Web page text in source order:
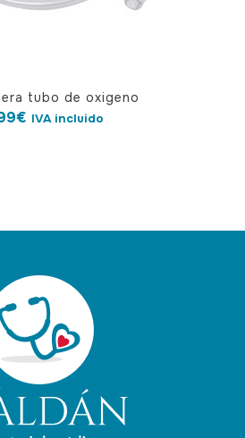
tubo de oxigeno
€ IVA incluido